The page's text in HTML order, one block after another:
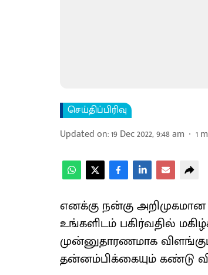
செய்திப்பிரிவு
Updated on:19 Dec 2022, 9:48 am 1
எனக்கு நன்கு
உங்களிடம் பகிர்வதில்
முன்னுதாரணமாக
தன்னம்பிக்கையும் கண்டு